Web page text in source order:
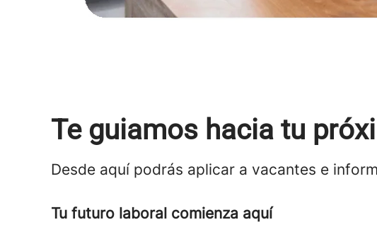
Te guiamos hacia tu
Desde aquí podrás aplicar a vacantes e
Tu futuro laboral comienza aquí